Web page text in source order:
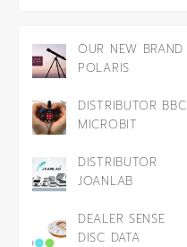
OUR NEW BRAND
POLARIS
DISTRIBUTOR BBC
MICROBIT
DISTRIBUTOR
JOANLAB
DEALER SENSE
DISC DATA